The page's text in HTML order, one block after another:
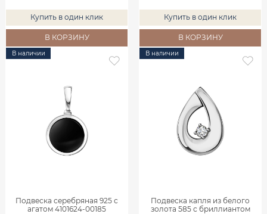
Купить в один клик
В КОРЗИНУ
Купить в один клик
В КОРЗИНУ
В наличии
Подвеска серебряная 925 с
агатом 4101624-00185
В наличии
Подвеска капля из белого
золота 585 с бриллиантом